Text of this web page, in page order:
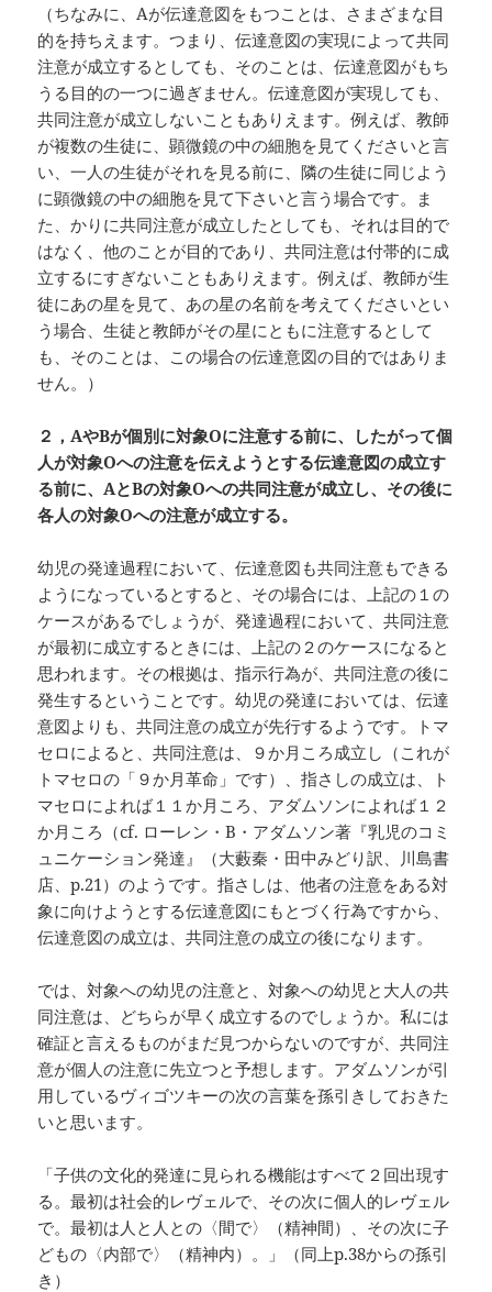
（ちなみに、Aが伝達意図をもつことは、さまざまな目
的を持ちえます。つまり、伝達意図の実現によって共同
注意が成立するとしても、そのことは、伝達意図がもち
うる目的の一つに過ぎません。伝達意図が実現しても、
共同注意が成立しないこともありえます。例えば、教師
が複数の生徒に、顕微鏡の中の細胞を見てくださいと言
い、一人の生徒がそれを見る前に、隣の生徒に同じよう
に顕微鏡の中の細胞を見て下さいと言う場合です。ま
た、かりに共同注意が成立したとしても、それは目的で
はなく、他のことが目的であり、共同注意は付帯的に成
立するにすぎないこともありえます。例えば、教師が生
徒にあの星を見て、あの星の名前を考えてくださいとい
う場合、生徒と教師がその星にともに注意するとして
も、そのことは、この場合の伝達意図の目的ではありま
せん。）
２，AやBが個別に対象Oに注意する前に、したがって個
人が対象Oへの注意を伝えようとする伝達意図の成立す
る前に、AとBの対象Oへの共同注意が成立し、その後に
各人の対象Oへの注意が成立する。
幼児の発達過程において、伝達意図も共同注意もできる
ようになっているとすると、その場合には、上記の１の
ケースがあるでしょうが、発達過程において、共同注意
が最初に成立するときには、上記の２のケースになると
思われます。その根拠は、指示行為が、共同注意の後に
発生するということです。幼児の発達においては、伝達
意図よりも、共同注意の成立が先行するようです。トマ
セロによると、共同注意は、９か月ころ成立し（これが
トマセロの「９か月革命」です）、指さしの成立は、ト
マセロによれば１１か月ころ、アダムソンによれば１２
か月ころ（cf. ローレン・B・アダムソン著『乳児のコミ
ュニケーション発達』（大藪秦・田中みどり訳、川島書
店、p.21）のようです。指さしは、他者の注意をある対
象に向けようとする伝達意図にもとづく行為ですから、
伝達意図の成立は、共同注意の成立の後になります。
では、対象への幼児の注意と、対象への幼児と大人の共
同注意は、どちらが早く成立するのでしょうか。私には
確証と言えるものがまだ見つからないのですが、共同注
意が個人の注意に先立つと予想します。アダムソンが引
用しているヴィゴツキーの次の言葉を孫引きしておきた
いと思います。
「子供の文化的発達に見られる機能はすべて２回出現す
る。最初は社会的レヴェルで、その次に個人的レヴェル
で。最初は人と人との〈間で〉（精神間）、その次に子
どもの〈内部で〉（精神内）。」（同上p.38からの孫引
き）